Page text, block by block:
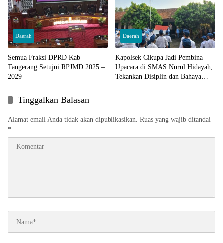
Daerah
Semua Fraksi DPRD Kab
Tangerang Setujui RPJMD 2025 –
2029
Daerah
Kapolsek Cikupa Jadi Pembina
Upacara di SMAS Nurul Hidayah,
Tekankan Disiplin dan Bahaya
Tinggalkan Balasan
Alamat email Anda tidak akan dipublikasikan. Ruas yang wajib ditandai
*